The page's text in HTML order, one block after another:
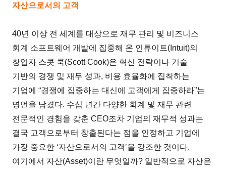
자산으로서의 고객
40년 이상 전 세계를 대상으로 재무 관리 및 비즈니스
회계 소프트웨어 개발에 집중해 온 인튜이트(Intuit)의
창업자 스콧 쿡(Scott Cook)은 혁신 전략이나 기술
기반의 경쟁 및 재무 성과, 비용 효율화에 집착하는
기업에 “경쟁에 집중하는 대신에 고객에게 집중하라”는
명언을 남겼다. 수십 년간 다양한 회계 및 재무 관련
전문적인 경험을 갖춘 CEO조차 기업의 재무적 성과는
결국 고객으로부터 창출된다는 점을 인정하고 기업에
가장 중요한 ‘자산으로서의 고객’을 강조한 것이다.
여기에서 자산(Asset)이란 무엇일까? 일반적으로 자산은